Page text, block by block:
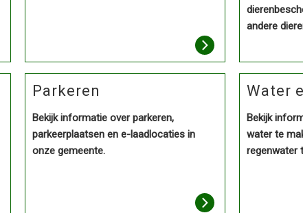
andere
Parkeren
Bekijk informatie over parkeren,
parkeerplaatsen en e-laadlocaties in
onze gemeente.
Water
Bekijk
water te
regenwater